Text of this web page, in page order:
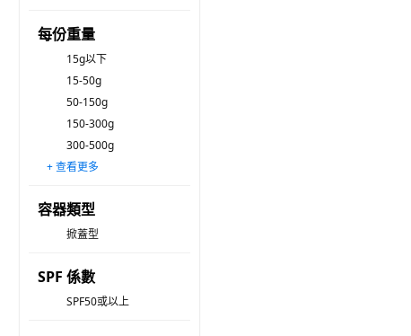
每份重量
15g以下
15-50g
50-150g
150-300g
300-500g
500~1,000g
超過 1,000 g
+ 查看更多
容器類型
掀蓋型
SPF 係數
SPF50或以上